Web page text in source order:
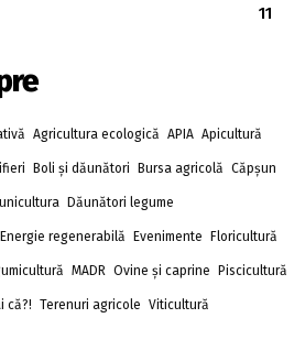
11
Agricultura ecologică APIA Apicultură
Boli și dăunători Bursa agricolă Căpșun
Dăunători legume
Energie regenerabilă Evenimente Floricultură
MADR Ovine și caprine Piscicultură
că?! Terenuri agricole Viticultură